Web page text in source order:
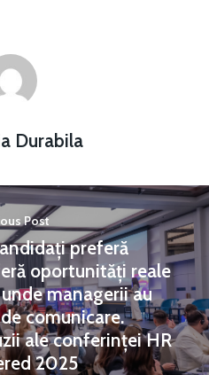
Durabila
Post
preferă
oportunități reale
managerii au
comunicare.
ale conferinței HR
2025